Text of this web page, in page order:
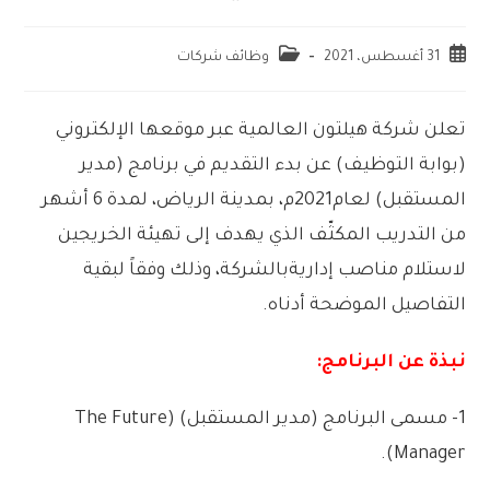
31 أغسطس، 2021 وظائف شركات
تعلن شركة هيلتون العالمية عبر موقعها الإلكتروني
( بوابة التوظيف) عن بدء التقديم في برنامج (مدير
المستقبل) لعام2021م، بمدينة الرياض، لمدة
أشهر
من التدريب المكثّف الذي يهدف إلى تهيئة الخريجين
لاستلام مناصب إداريةبالشركة، وذلك وفقاً لبقية
التفاصيل الموضحة أدناه.
نبذة عن البرنامج:
1- مسمى البرنامج (مدير المستقبل) (
The Future
Manager
)
.